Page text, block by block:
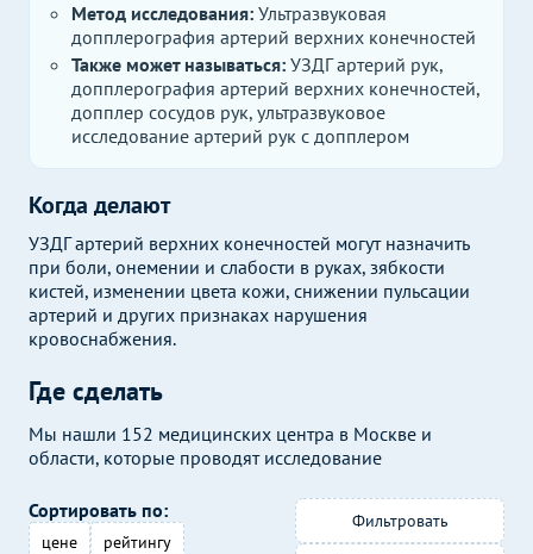
Где сделать
Мы нашли 152 медицинских центра в Москве и
области, которые проводят исследование
Сортировать по:
цене
рейтингу
Фильтровать
Метод исследования: Ультразвуковая
допплерография артерий верхних конечностей
Также может называться: УЗДГ артерий рук,
допплерография артерий верхних конечностей,
допплер сосудов рук, ультразвуковое
исследование артерий рук с допплером
Когда делают
УЗДГ артерий верхних конечностей могут назначить
при боли, онемении и слабости в руках, зябкости
кистей, изменении цвета кожи, снижении пульсации
артерий и других признаках нарушения
кровоснабжения.